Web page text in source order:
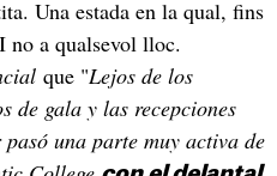
Una estada en la qual, fins
no a qualsevol lloc.
que "Lejos de los
de gala y las recepciones
una parte muy activa de